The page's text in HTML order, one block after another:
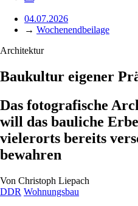
04.07.2026
→ Wochenendbeilage
Architektur
Baukultur eigener
Das fotografische
will das bauliche
vielerorts bereits
bewahren
Von Christoph Liepach
DDR Wohnungsbau